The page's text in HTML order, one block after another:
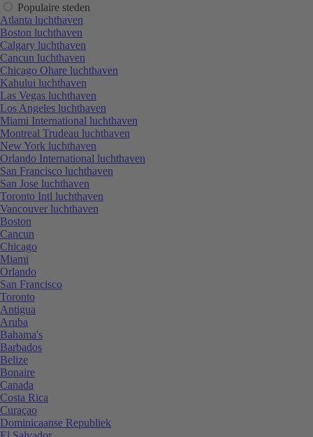
Populaire steden
Atlanta luchthaven
Boston luchthaven
Calgary luchthaven
Cancun luchthaven
Chicago Ohare luchthaven
Kahului luchthaven
Las Vegas luchthaven
Los Angeles luchthaven
Miami International luchthaven
Montreal Trudeau luchthaven
New York luchthaven
Orlando International luchthaven
San Francisco luchthaven
San Jose luchthaven
Toronto Intl luchthaven
Vancouver luchthaven
Boston
Cancun
Chicago
Miami
Orlando
San Francisco
Toronto
Antigua
Aruba
Bahama's
Barbados
Belize
Bonaire
Canada
Costa Rica
Curaçao
Dominicaanse Republiek